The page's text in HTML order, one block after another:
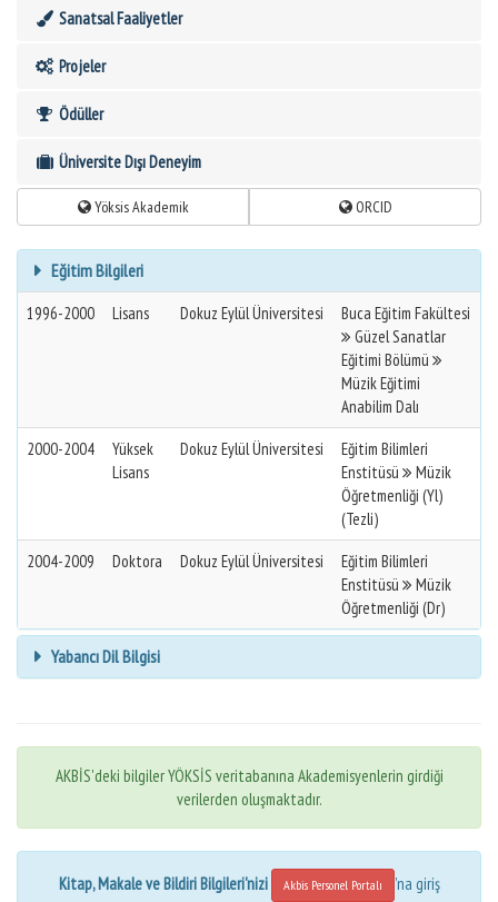
Sanatsal Faaliyetler
Projeler
Ödüller
Üniversite Dışı Deneyim
Yöksis Akademik ORCID
Eğitim Bilgileri
1996-2000 Lisans Dokuz Eylül Üniversitesi
Buca Eğitim Fakültesi
Güzel Sanatlar
Eğitimi Bölümü
Müzik Eğitimi
Anabilim Dalı
2000-2004
Yüksek
Lisans
Dokuz Eylül Üniversitesi
Eğitim Bilimleri
Enstitüsü
Müzik
Öğretmenliği (Yl)
(Tezli)
2004-2009
Doktora Dokuz Eylül Üniversitesi
Eğitim Bilimleri
Enstitüsü
Müzik
Öğretmenliği (Dr)
Yabancı Dil Bilgisi
AKBİS'deki bilgiler YÖKSİS veritabanına Akademisyenlerin girdiği
verilerden oluşmaktadır.
Kitap, Makale ve Bildiri Bilgileri'nizi Akbis Personel Portalı 'na giriş